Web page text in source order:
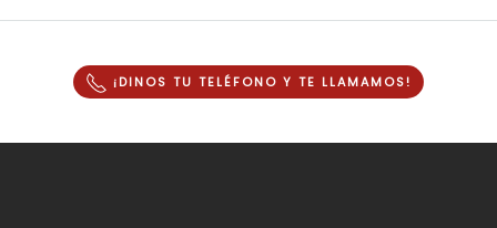
¡DINOS TU TELÉFONO Y TE LLAMAMOS!